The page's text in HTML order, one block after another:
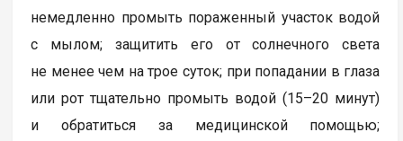
немедленно промыть поражeнный участок водой
с мылом; защитить его от солнечного света
не менее чем на трое суток; при попадании в глаза
или рот тщательно промыть водой (15–20 минут)
и обратиться за медицинской помощью;